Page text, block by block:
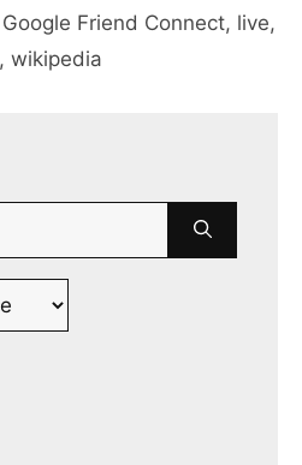
Google Friend Connect, live,
, wikipedia